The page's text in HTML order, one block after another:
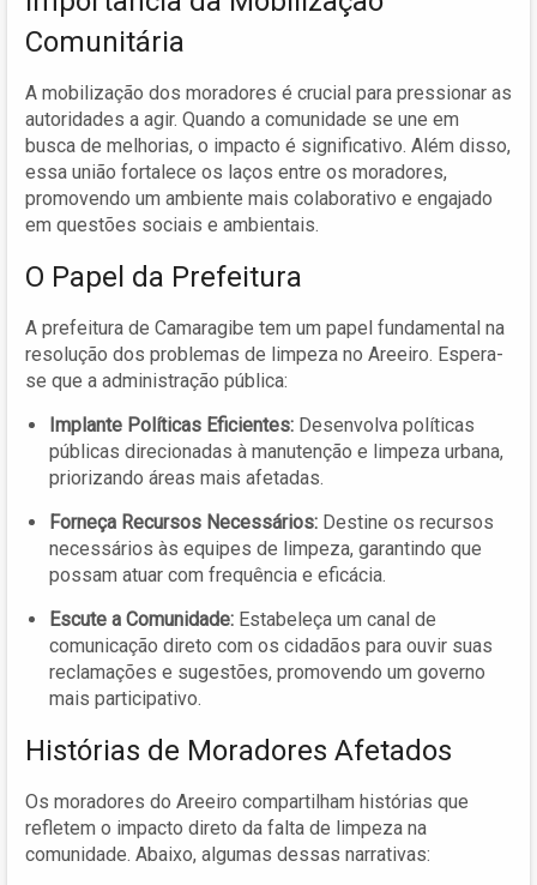
Comunitária
A mobilização dos moradores é crucial para pressionar as
autoridades a agir. Quando a comunidade se une em
busca de melhorias, o impacto é significativo. Além disso,
essa união fortalece os laços entre os moradores,
promovendo um ambiente mais colaborativo e engajado
em questões sociais e ambientais.
O Papel da Prefeitura
A prefeitura de Camaragibe tem um papel fundamental na
resolução dos problemas de limpeza no Areeiro. Espera-
se que a administração pública:
Implante Políticas Eficientes: Desenvolva políticas
públicas direcionadas à manutenção e limpeza urbana,
priorizando áreas mais afetadas.
Forneça Recursos Necessários: Destine os recursos
necessários às equipes de limpeza, garantindo que
possam atuar com frequência e eficácia.
Escute a Comunidade: Estabeleça um canal de
comunicação direto com os cidadãos para ouvir suas
reclamações e sugestões, promovendo um governo
mais participativo.
Histórias de Moradores Afetados
Os moradores do Areeiro compartilham histórias que
refletem o impacto direto da falta de limpeza na
comunidade. Abaixo, algumas dessas narrativas: